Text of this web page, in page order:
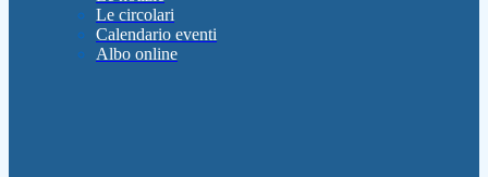
Le circolari
Calendario eventi
Albo online